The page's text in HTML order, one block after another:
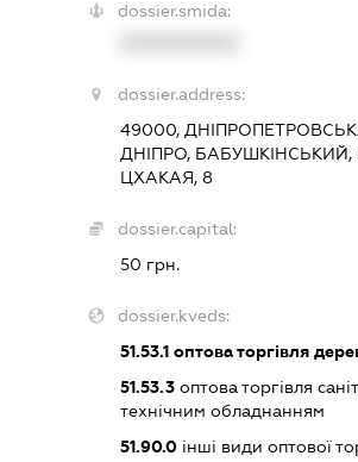
dossier.smida:
dossier.address:
49000,
ДНІПРО, БАБУШКІНСЬКИЙ,
ЦХАКАЯ, 8
dossier.capital:
50 грн.
dossier.kveds:
51.53.1 оптова торгівля
51.53.3 оптова торгівля
технічним обладнанням
51.90.0 інші види оптової